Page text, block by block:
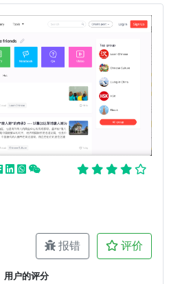
报错 评价
用户的评分